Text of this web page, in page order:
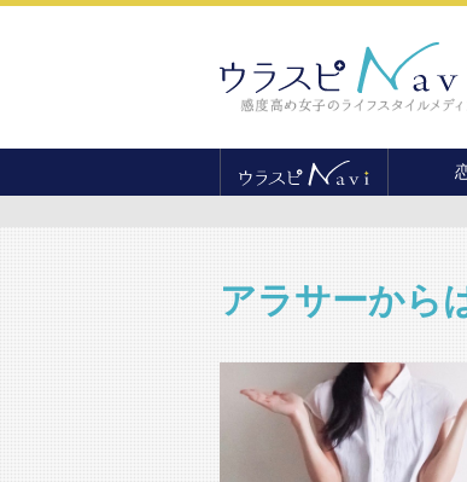
セ
アラサーから